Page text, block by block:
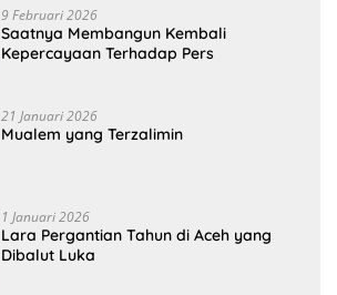
9 Februari 2026
Saatnya Membangun Kembali
Kepercayaan Terhadap Pers
21 Januari 2026
Mualem yang Terzalimin
1 Januari 2026
Lara Pergantian Tahun di Aceh yang
Dibalut Luka